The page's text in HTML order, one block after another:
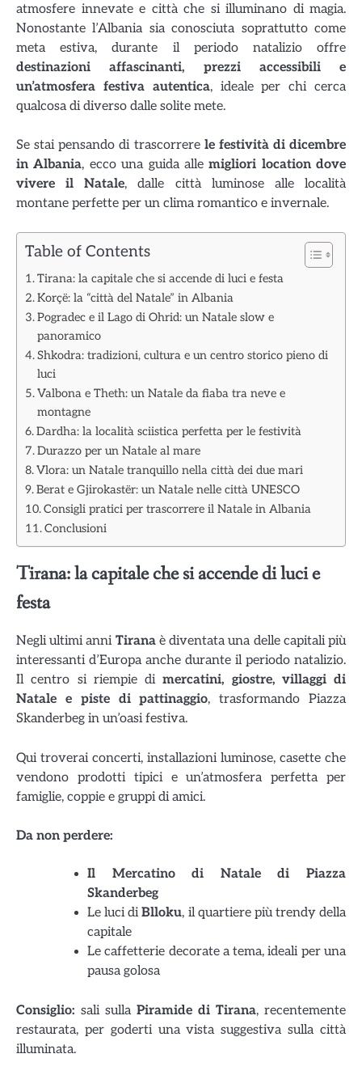
atmosfere innevate e città che si illuminano di magia.
Nonostante l’Albania sia conosciuta soprattutto come
meta estiva, durante il periodo natalizio offre
destinazioni affascinanti, prezzi accessibili e
un’atmosfera festiva autentica, ideale per chi cerca
qualcosa di diverso dalle solite mete.
Se stai pensando di trascorrere le festività di dicembre
in Albania, ecco una guida allemigliori location dove
vivere il Natale, dalle città luminose alle località
montane perfette per un clima romantico e invernale.
Table of Contents
Tirana: la capitale che si accende di luci e festa
Korçë: la “città del Natale” in Albania
Pogradec e il Lago di Ohrid: un Natale slow e
panoramico
Shkodra: tradizioni, cultura e un centro storico pieno di
luci
Valbona e Theth: un Natale da fiaba tra neve e
montagne
Dardha: la località sciistica perfetta per le festività
Durazzo per un Natale al mare
Vlora: un Natale tranquillo nella città dei due mari
Berat e Gjirokastër: un Natale nelle città UNESCO
Consigli pratici per trascorrere il Natale in Albania
Conclusioni
Tirana: la capitale che si accende di luci e
festa
Negli ultimi anni Tiranaè diventata una delle capitali più
interessanti d’Europa anche durante il periodo natalizio.
Il centro si riempie dimercatini, giostre, villaggi di
Natale e piste di pattinaggio, trasformando Piazza
Skanderbeg in un’oasi festiva.
Qui troverai concerti, installazioni luminose, casette che
vendono prodotti tipici e un’atmosfera perfetta per
famiglie, coppie e gruppi di amici.
Da non perdere:
Il Mercatino di Natale di Piazza
Skanderbeg
Le luci diBlloku, il quartiere più trendy della
capitale
Le caffetterie decorate a tema, ideali per una
pausa golosa
Consiglio: sali sulla Piramide di Tirana, recentemente
restaurata, per goderti una vista suggestiva sulla città
illuminata.